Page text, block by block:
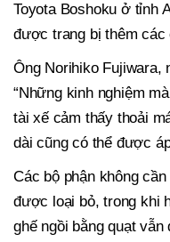
Toyota Boshoku ở tỉnh
được trang bị thêm các
Ông Norihiko Fujiwara,
“Những kinh nghiệm
tài xế cảm thấy thoải
dài cũng có thể được
Các bộ phận không
được loại bỏ, trong khi
ghế ngồi bằng quạt